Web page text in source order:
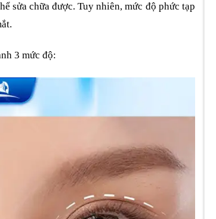
sửa chữa được. Tuy nhiên, mức độ phức tạp
3 mức độ: